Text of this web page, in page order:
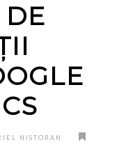
NISTORAN